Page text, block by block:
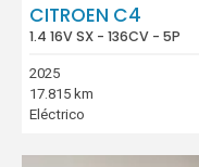
CITROEN C4
1.4 16V SX - 136CV - 5P
2025
17.815 km
Eléctrico